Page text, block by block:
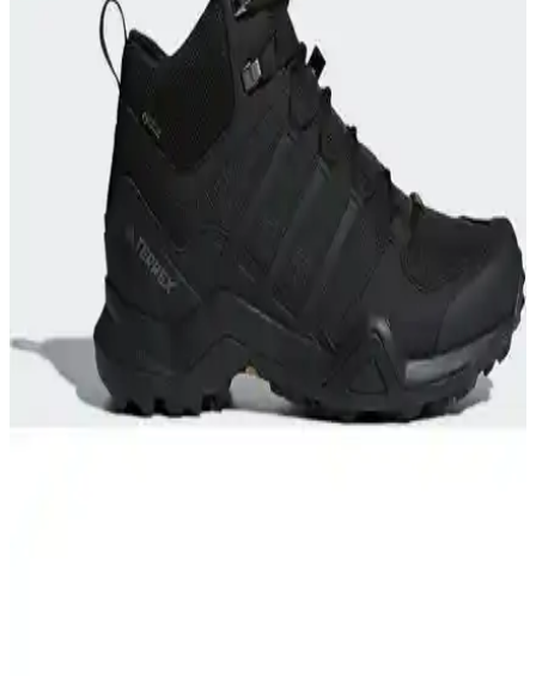
Adidas TERREX ve Salomon X-Adventure GORE-
TEX Erkek Koşu Ayakkabıları Karşılaştırması
İki popüler outdoor ve koşu ayakkabısı olan adidas TERREX ve
Salomon X-Adventure, su geçirmezlik, hafiflik ve dayanıklılık gibi
kriterlerle detaylı karşılaştırıldı.
Adidas Outdoor Yürüyüş Ayakkabıları
Karşılaştırması: Su Geçirmezlik, Konfor ve
Dayanıklılık
İki adidas outdoor ayakkabısı karşılaştırmasıyla su geçirmezlik,
konfor ve dayanıklılık özelliklerini keşfedin. Hangi model daha
uygun ve performanslı? Detaylar burada.
Lumberjack Torque 2 Pr Siyah Erkek Outdoor
Ayakkabısı Detaylı İnceleme ve Kullanıcı Yorumları